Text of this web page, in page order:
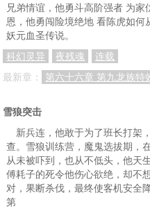
兄弟情谊，他勇斗高阶强者 为
恩，他勇闯险境绝地 看陈虎如
妖元血圣传说。
科幻灵异
夜残魂
连载
最新章：
第六十六章 第九龙族特
雪狼突击
新兵连，他敢于为了班长打架
查。雪狼训练营，魔鬼选拔期，
从未被吓到，也从不低头，他天
傅耗子的死令他伤心欲绝，却不
对，果断杀伐，最终使客机安全
第